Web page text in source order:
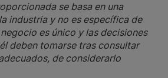
se basa en una
industria y no es específica de
es único y las decisiones
deben tomarse tras consultar
de considerarlo